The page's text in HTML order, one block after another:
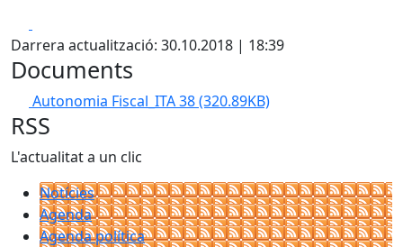
Darrera actualització: 30.10.2018 | 18:39
Documents
Autonomia Fiscal_ITA 38(320.89KB)
RSS
L'actualitat a un clic
Notícies
Agenda
Agenda política